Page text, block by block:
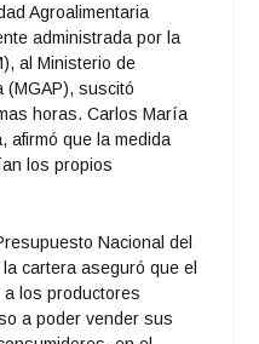
Agroalimentaria
administrada por la
al Ministerio de
(MGAP), suscitó
horas. Carlos María
afirmó que la medida
los propios
Nacional del
cartera aseguró que el
los productores
a poder vender sus